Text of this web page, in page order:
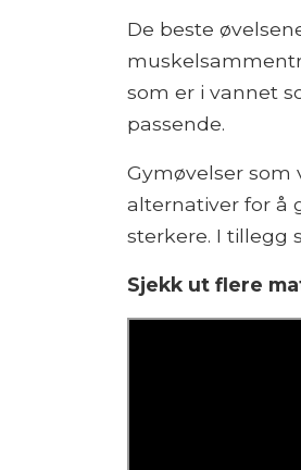
De beste
som er i vannet
passende.
Gymøvelser som
alternativer for å
sterkere. I tillegg
Sjekk ut flere